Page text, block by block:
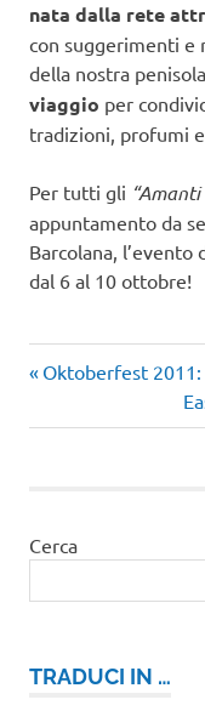
nata dalla rete
con suggerimenti e
della nostra
viaggio per
tradizioni, profumi
Per tutti gli
appuntamento da
Barcolana, l’evento
dal 6 al 10 ottobre!
itinerari
articoli
Articolo
Oktoberfest
Cerca
TRADUCI IN …